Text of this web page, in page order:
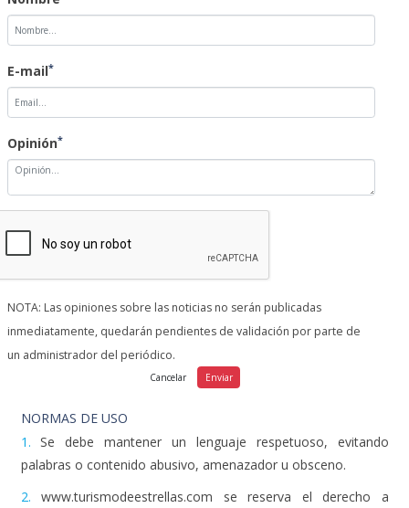
E-mail*
Opinión*
NOTA: Las opiniones sobre las noticias no serán publicadas
inmediatamente, quedarán pendientes de validación por parte de
un administrador del periódico.
NORMAS DE USO
1. Se debe mantener un lenguaje respetuoso, evitando
palabras o contenido abusivo, amenazador u obsceno.
2. www.turismodeestrellas.com se reserva el derecho a